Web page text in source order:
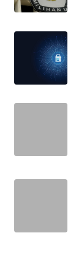
KAMI
IKLAN
TENTANG